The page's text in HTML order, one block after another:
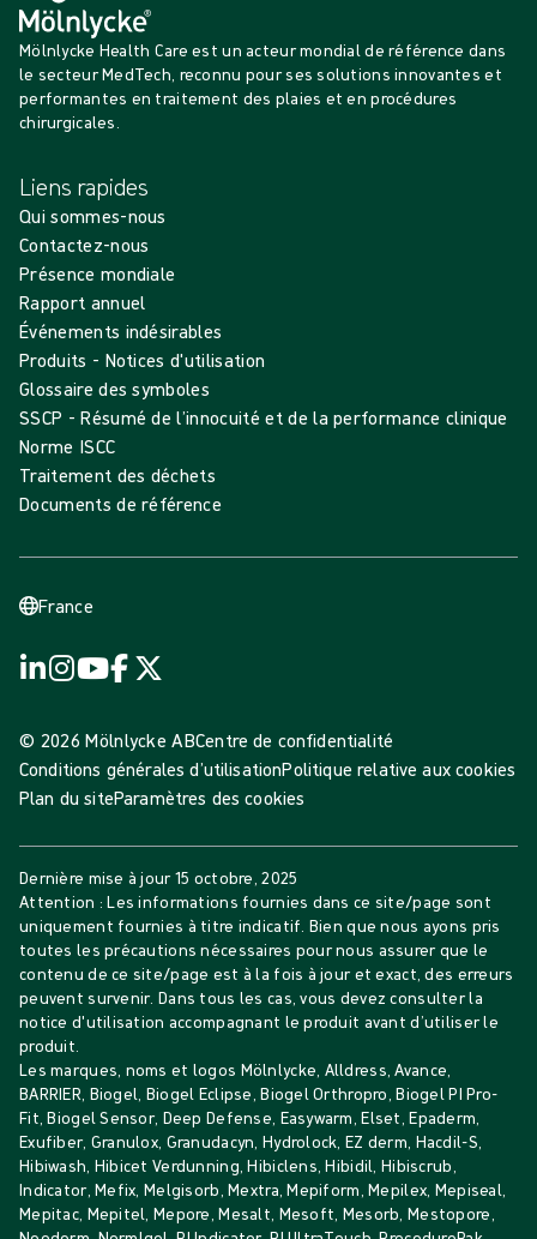
Mölnlycke Health Care est un acteur mondial de référence dans
le secteur MedTech, reconnu pour ses solutions innovantes et
performantes en traitement des plaies et en procédures
chirurgicales.
Liens rapides
Qui sommes-nous
Contactez-nous
Présence mondiale
Rapport annuel
Événements indésirables
Produits - Notices d'utilisation
Glossaire des symboles
SSCP - Résumé de l’innocuité et de la performance clinique
Norme ISCC
Traitement des déchets
Documents de référence
France
© 2026 Mölnlycke ABCentre de confidentialité
Conditions générales d’utilisationPolitique relative aux cookies
Plan du siteParamètres des cookies
Dernière mise à jour15 octobre, 2025
Attention : Les informations fournies dans ce site/page sont
uniquement fournies à titre indicatif. Bien que nous ayons pris
toutes les précautions nécessaires pour nous assurer que le
contenu de ce site/page est à la fois à jour et exact, des erreurs
peuvent survenir. Dans tous les cas, vous devez consulter la
notice d'utilisation accompagnant le produit avant d’utiliser le
produit.
Les marques, noms et logos Mölnlycke, Alldress, Avance,
BARRIER, Biogel, Biogel Eclipse, Biogel Orthropro, Biogel PI Pro-
Fit, Biogel Sensor, Deep Defense, Easywarm, Elset, Epaderm,
Exufiber, Granulox, Granudacyn, Hydrolock, EZ derm, Hacdil-S,
Hibiwash, Hibicet Verdunning, Hibiclens, Hibidil, Hibiscrub,
Indicator, Mefix, Melgisorb, Mextra, Mepiform, Mepilex, Mepiseal,
Mepitac, Mepitel, Mepore, Mesalt, Mesoft, Mesorb, Mestopore,